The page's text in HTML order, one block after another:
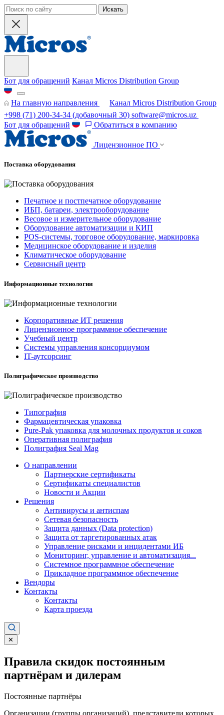
Искать
Бот для обращений Канал Micros Distribution Group
На главную направления
Канал Micros Distribution Group
+998 (71) 200-34-34 (добавочный 30) software@micros.uz
Бот для обращений
Обратиться в компанию
Лицензионное ПО
Поставка оборудования
Печатное и постпечатное оборудование
ИБП, батареи, электрооборудование
Весовое и измерительное оборудование
Оборудование автоматизации и КИП
POS-системы, торговое оборудование, маркировка
Медицинское оборудование и изделия
Климатическое оборудование
Сервисный центр
Информационные технологии
Корпоративные ИТ решения
Лицензионное программное обеспечение
Учебный центр
Системы управления консорциумом
IT-аутсорсинг
Полиграфическое производство
Типография
Фармацевтическая упаковка
Pure-Pak упаковка для молочных продуктов и соков
Оперативная полиграфия
Полиграфия Seal Mag
О направлении
Партнерские сертификаты
Сертификаты специалистов
Новости и Акции
Решения
Антивирусы и антиспам
Сетевая безопасность
Защита данных (Data protection)
Защита от таргетированных атак
Управление рисками и инцидентами ИБ
Мониторинг, управление и автоматизация...
Системное программное обеспечение
Прикладное программное обеспечение
Вендоры
Контакты
Контакты
Карта проезда
✕
Правила скидок постоянным
партнёрам и дилерам
Постоянные партнёры
Организации (группы организаций), представители которых